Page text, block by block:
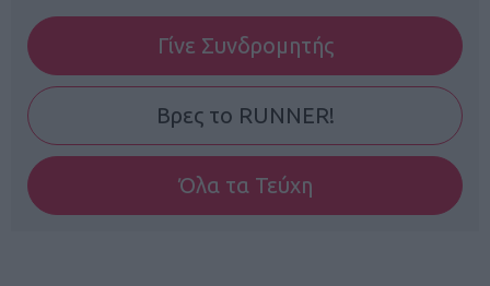
Γίνε Συνδρομητής
Βρες το RUNNER!
Όλα τα Τεύχη